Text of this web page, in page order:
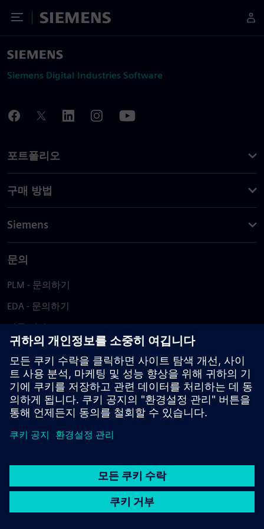
Toggle Menu
Siemens
Siemens Digital Industries Software
포트폴리오
구매 방법
Siemens
문의
PLM - 문의하기
EDA - 문의하기
각국 지사
지원 센터
피드백 제공
저작권침해 보고
© Siemens
2026
고발